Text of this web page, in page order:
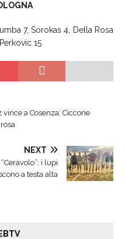
7, Sorokas 4, Della Rosa
15
vince a Cosenza: Ciccone
NEXT
i lupi
a testa alta